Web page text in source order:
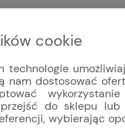
Hanhart
bezel
czarny,
Zegarki piloty).
cookie
technologie
nam dostosować
do sklepu lub
wybierając